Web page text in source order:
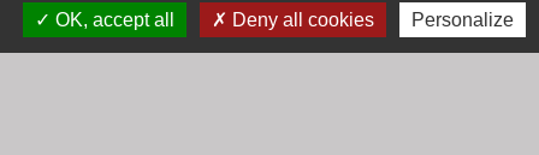
OK, accept all
Deny all cookies Personalize